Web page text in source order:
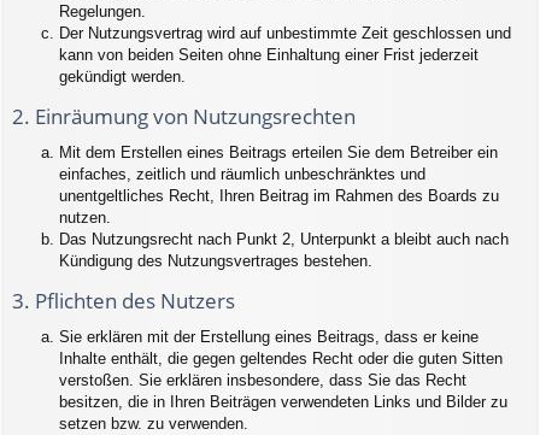
Regelungen.
Der Nutzungsvertrag wird auf unbestimmte Zeit geschlossen und
kann von beiden Seiten ohne Einhaltung einer Frist jederzeit
gekündigt werden.
2. Einräumung von Nutzungsrechten
Mit dem Erstellen eines Beitrags erteilen Sie dem Betreiber ein
einfaches, zeitlich und räumlich unbeschränktes und
unentgeltliches Recht, Ihren Beitrag im Rahmen des Boards zu
nutzen.
Das Nutzungsrecht nach Punkt 2, Unterpunkt a bleibt auch nach
Kündigung des Nutzungsvertrages bestehen.
3. Pflichten des Nutzers
Sie erklären mit der Erstellung eines Beitrags, dass er keine
Inhalte enthält, die gegen geltendes Recht oder die guten Sitten
verstoßen. Sie erklären insbesondere, dass Sie das Recht
besitzen, die in Ihren Beiträgen verwendeten Links und Bilder zu
setzen bzw. zu verwenden.